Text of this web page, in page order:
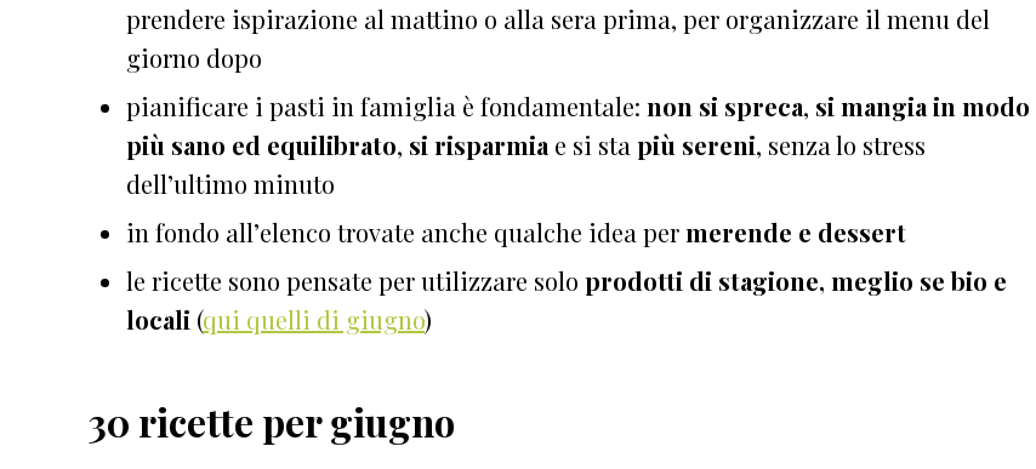
prendere ispirazione al mattino o alla sera prima, per organizzare il menu del
giorno dopo
pianificare i pasti in famiglia è fondamentale: non si spreca, si mangia in modo
più sano ed equilibrato, si risparmia e si sta più sereni, senza lo stress
dell’ultimo minuto
in fondo all’elenco trovate anche qualche idea permerende e dessert
le ricette sono pensate per utilizzare solo prodotti di stagione, meglio se bio e
locali (qui quelli di giugno)
30 ricette per giugno